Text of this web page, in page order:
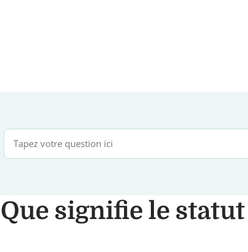
Que signifie le